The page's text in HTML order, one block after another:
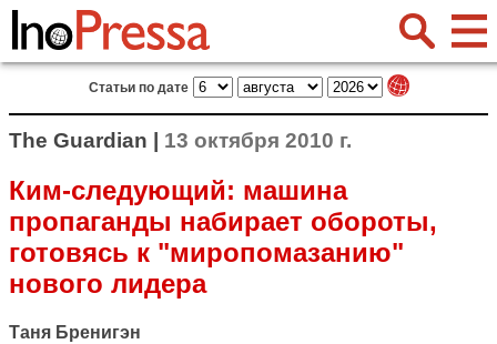
Статьи по дате
The Guardian | 13 октября 2010 г.
Ким-следующий: машина
пропаганды набирает обороты,
готовясь к "миропомазанию"
нового лидера
Таня Бренигэн